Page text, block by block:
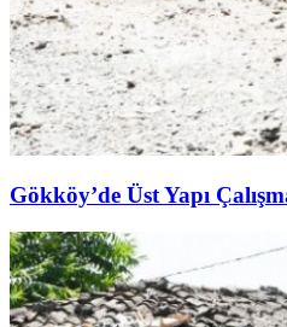
Gökköy’de Üst Yapı